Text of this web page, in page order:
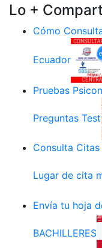
Lo +
Cómo
Ecuador
Pruebas
Preguntas Test
Consulta Citas
Lugar de cita
Envía tu hoja
BACHILLERES